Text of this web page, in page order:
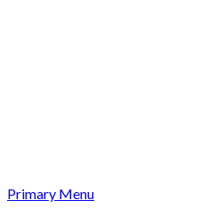
Primary Menu